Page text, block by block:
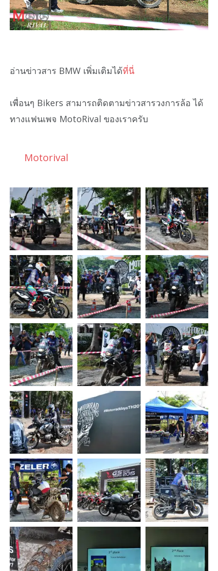
อ่านข่าวสาร BMW เพิ่มเติมได้ที่นี่
เพื่อนๆ Bikers สามารถติดตามข่าวสารวงการล้อ ได้
ทางแฟนเพจ MotoRival ของเราครับ
Motorival